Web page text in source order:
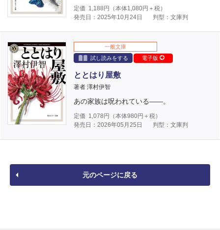
定価 1,188 円（本体1,080円＋税）
発売日：2025年10月24日
判型：文庫判
一般文庫
試し読みをする
電子版
ととはり屋敷
著者 澤村伊智
あの家族は呪われている――。
定価 1,078 円（本体980円＋税）
発売日：2026年05月25日
判型：文庫判
元のページに戻る